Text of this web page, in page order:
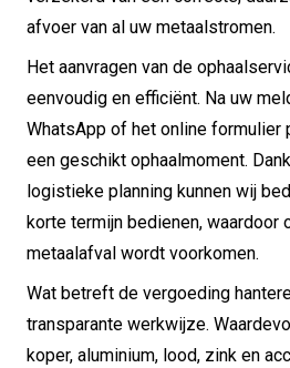
afvoer van al uw metaalstromen.
Het aanvragen van de
eenvoudig en efficiënt. Na uw
WhatsApp of het online formulier
een geschikt ophaalmoment.
logistieke planning kunnen wij
korte termijn bedienen, waardoor
metaalafval wordt voorkomen.
Wat betreft de vergoeding
transparante werkwijze.
koper, aluminium, lood, zink en